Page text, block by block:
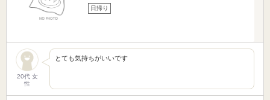
日帰り
20代 女
性
とても気持ちがいいです